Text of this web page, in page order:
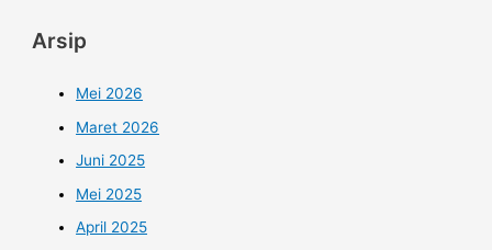
Arsip
Mei 2026
Maret 2026
Juni 2025
Mei 2025
April 2025